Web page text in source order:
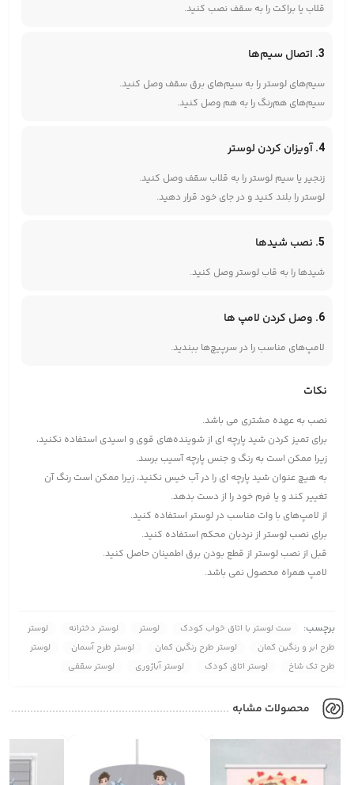
قلاب یا براکت را به سقف نصب کنید.
3. اتصال سیم‌ها
سیم‌های لوستر را به سیم‌های برق سقف وصل کنید.
سیم‌های هم‌رنگ را به هم وصل کنید.
4. آویزان کردن لوستر
زنجیر یا سیم لوستر را به قلاب سقف وصل کنید.
لوستر را بلند کنید و در جای خود قرار دهید.
5. نصب شیدها
شیدها را به قاب لوستر وصل کنید.
6. وصل کردن لامپ ها
لامپ‌های مناسب را در سرپیچ‌ها ببندید.
نکات
نصب به عهده مشتری می باشد.
برای تمیز کردن شید پارچه ای از شوینده‌های قوی و اسیدی استفاده نکنید،
زیرا ممکن است به رنگ و جنس پارچه آسیب برسد.
به هیچ عنوان شید پارچه ای را در آب خیس نکنید، زیرا ممکن است رنگ آن
تغییر کند و یا فرم خود را از دست بدهد.
از لامپ‌های با وات مناسب در لوستر استفاده کنید.
برای نصب لوستر از نردبان محکم استفاده کنید.
قبل از نصب لوستر از قطع بودن برق اطمینان حاصل کنید.
لامپ همراه محصول نمی باشد.
برچسب: ست لوستر با اتاق خواب کودک لوستر لوستر دخترانه
لوستر
طرح ابر و رنگین کمان
لوستر طرح رنگین کمان لوستر طرح آسمان
لوستر
طرح تک شاخ
لوستر اتاق کودک لوستر آباژوری لوستر سقفی
محصولات مشابه